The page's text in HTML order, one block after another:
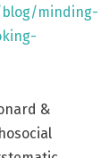
minding-
&